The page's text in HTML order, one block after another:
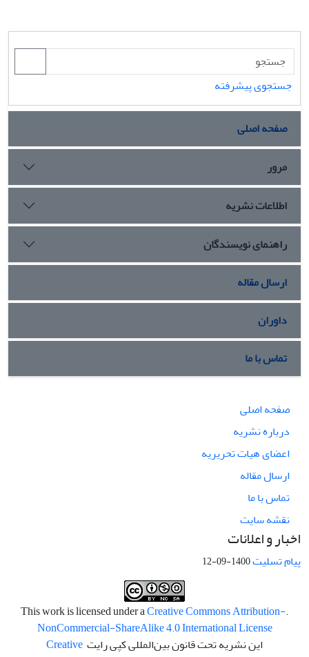
جستجوی پیشرفته
صفحه اصلی
مرور
اطلاعات نشریه
راهنمای نویسندگان
ارسال مقاله
داوران
تماس با ما
صفحه اصلی
درباره نشریه
اعضای هیات تحریریه
ارسال مقاله
تماس با ما
نقشه سایت
اخبار و اعلانات
پیام تسلیت1400-09-12
.This work is licensed under a
Creative Commons Attribution-
NonCommercial-ShareAlike 4.0 International License
این نشریه تحت قانون بین‌المللی کپی رایت Creative